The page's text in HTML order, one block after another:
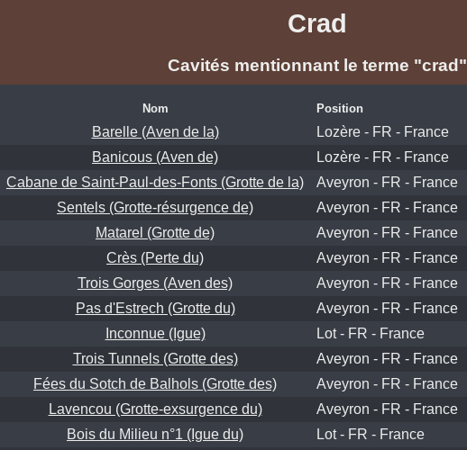
Crad
Cavités mentionnant le terme "crad"
Nom Position
Barelle (Aven de la) Lozère - FR - France
Banicous (Aven de)
Lozère - FR - France
Cabane de Saint-Paul-des-Fonts (Grotte de la)
Aveyron - FR - France
Sentels (Grotte-résurgence de)
Aveyron - FR - France
Matarel (Grotte de)
Aveyron - FR - France
Crès (Perte du)
Aveyron - FR - France
Trois Gorges (Aven des)
Aveyron - FR - France
Pas d'Estrech (Grotte du)
Aveyron - FR - France
Inconnue (Igue)
Lot - FR - France
Trois Tunnels (Grotte des)
Aveyron - FR - France
Fées du Sotch de Balhols (Grotte des)
Aveyron - FR - France
Lavencou (Grotte-exsurgence du)
Aveyron - FR - France
Bois du Milieu n°1 (Igue du)
Lot - FR - France